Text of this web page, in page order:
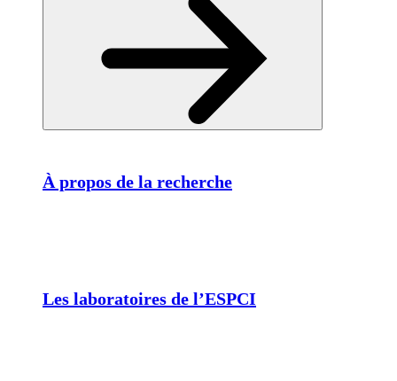
À propos de la recherche
Les laboratoires de l’ESPCI